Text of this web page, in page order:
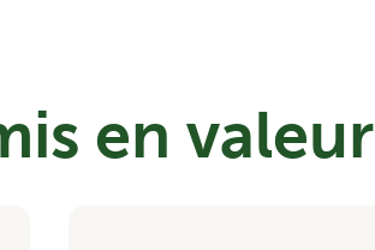
en valeur